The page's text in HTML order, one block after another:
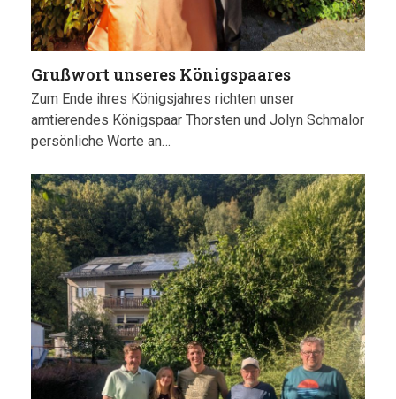
Grußwort unseres Königspaares
Zum Ende ihres Königsjahres richten unser
amtierendes Königspaar Thorsten und Jolyn Schmalor
persönliche Worte an…